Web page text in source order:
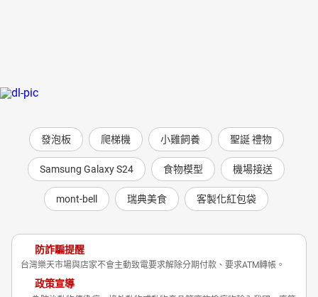
發泡板 爬梯機 小雞飼養 聖誕 禮物
Samsung Galaxy S24 食物模型 機場接送
mont-bell 瑞典美食 客製化紅包袋
防詐騙提醒
台灣樂天市場與店家不會主動致電要求解除分期付款、要求ATM轉帳。
政策宣導